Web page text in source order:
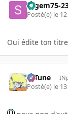
sagem75-
Posté(e) le
Oui édite ton
D-Tune
Posté(e) le